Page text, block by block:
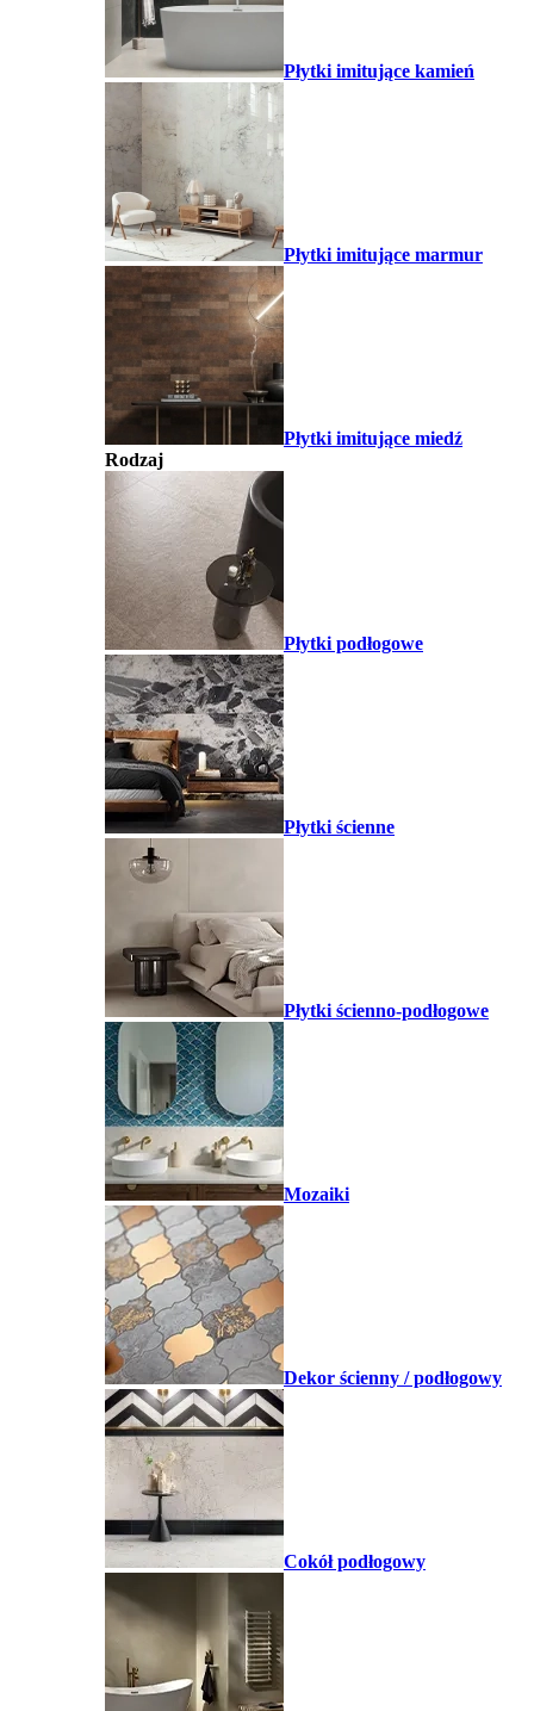
Płytki imitujące kamień
Płytki imitujące marmur
Płytki imitujące miedź
Rodzaj
Płytki podłogowe
Płytki ścienne
Płytki ścienno-podłogowe
Mozaiki
Dekor ścienny / podłogowy
Cokół podłogowy